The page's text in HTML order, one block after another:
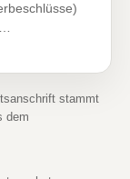
stammt
dem